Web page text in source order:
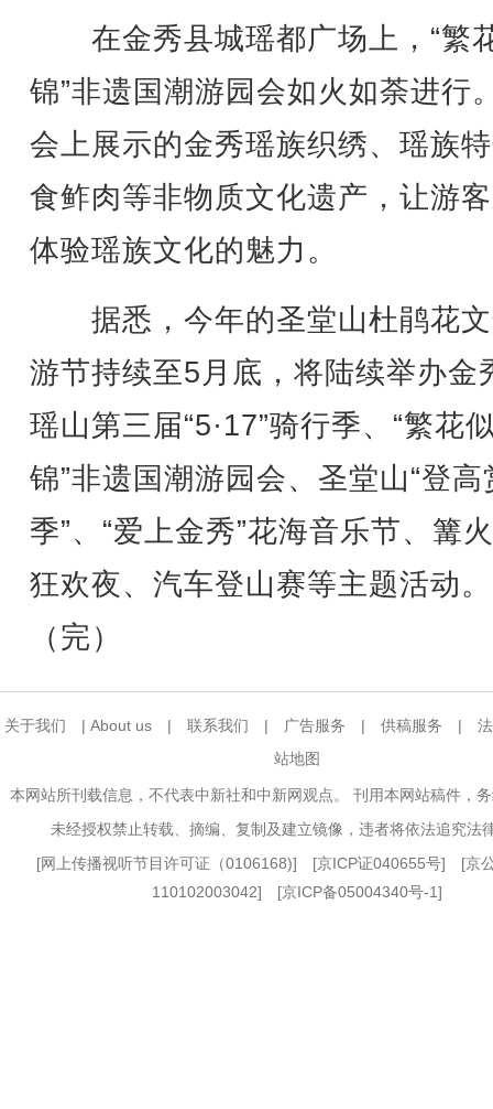
在金秀县城瑶都广场上，“繁
锦”非遗国潮游园会如火如荼进行
会上展示的金秀瑶族织绣、瑶族
食鲊肉等非物质文化遗产，让游
体验瑶族文化的魅力。
据悉，今年的圣堂山杜鹃花
游节持续至5月底，将陆续举办金
瑶山第三届“5·17”骑行季、“繁花
锦”非遗国潮游园会、圣堂山“登高
季”、“爱上金秀”花海音乐节、篝
狂欢夜、汽车登山赛等主题活动。
（完）
关于我们 | About us | 联系我们 | 广告服务 | 供稿服务 |
站地图
本网站所刊载信息，不代表中新社和中新网观点。 刊用本网站稿件，
未经授权禁止转载、摘编、复制及建立镜像，违者将依法追究法
[网上传播视听节目许可证（0106168)] [京ICP证040655号] [京
110102003042] [京ICP备05004340号-1]